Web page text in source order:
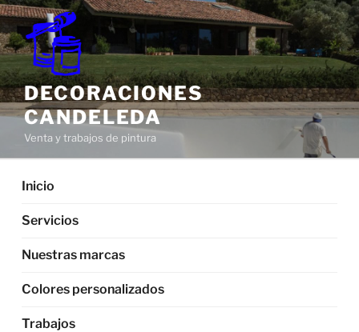
Saltar
al
contenido
DECORACIONES
CANDELEDA
Venta y trabajos de pintura
Inicio
Servicios
Nuestras marcas
Colores personalizados
Trabajos